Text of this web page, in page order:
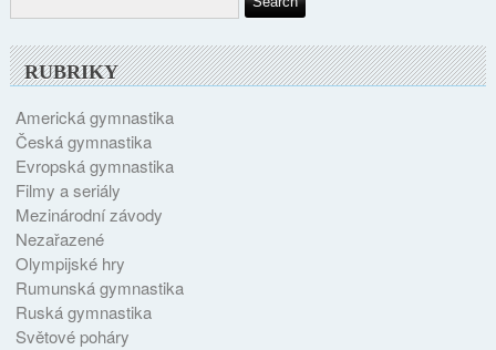
RUBRIKY
Americká gymnastika
Česká gymnastika
Evropská gymnastika
Filmy a seriály
Mezinárodní závody
Nezařazené
Olympijské hry
Rumunská gymnastika
Ruská gymnastika
Světové poháry